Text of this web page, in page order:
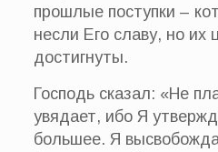
прошлые поступки –
несли Его славу, но их
достигнуты.
Господь сказал: «Не
увядает, ибо Я
большее. Я